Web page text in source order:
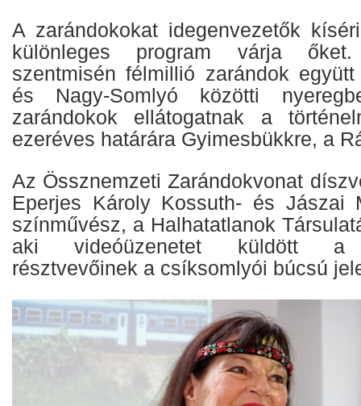
A zarándokokat idegenvezetők
különleges program várja
szentmisén félmillió zarándok
és Nagy-Somlyó közötti
zarándokok ellátogatnak a
ezeréves határára Gyimesbükkre, a
Az Össznemzeti Zarándokvonat
Eperjes Károly Kossuth- és Jászai
színművész, a Halhatatlanok
aki videóüzenetet küldött a
résztvevőinek a csíksomlyói búcsú